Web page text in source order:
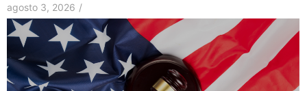
agosto 3, 2026 /